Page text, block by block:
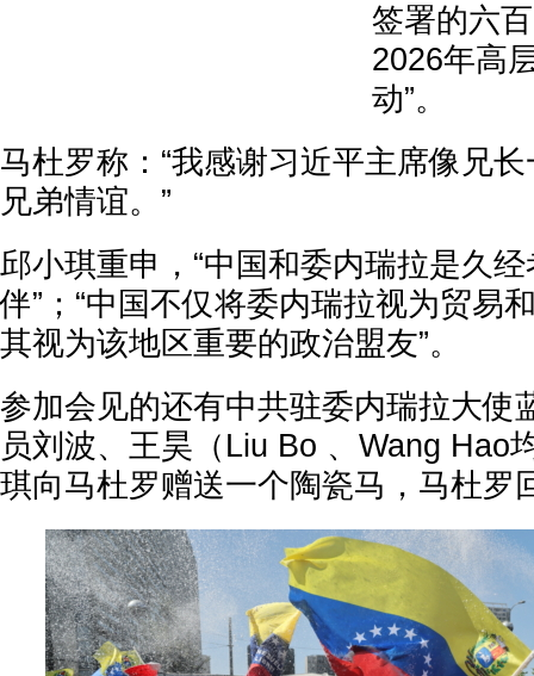
签署的六
2026年高
动”。
马杜罗称：“我感谢习近平主席像兄
兄弟情谊。”
邱小琪重申，“中国和委内瑞拉是久
伴”；“中国不仅将委内瑞拉视为贸易
其视为该地区重要的政治盟友”。
参加会见的还有中共驻委内瑞拉大使
员刘波、王昊（Liu Bo 、Wang Hao
琪向马杜罗赠送一个陶瓷马，马杜罗